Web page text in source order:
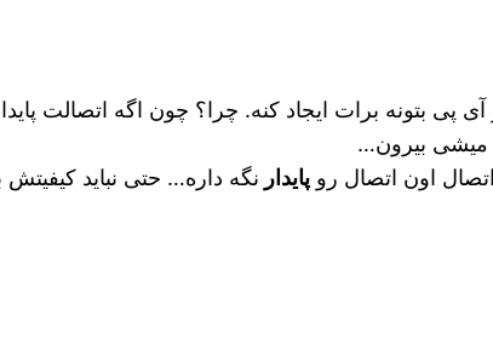
پی بتونه برات ایجاد کنه. چرا؟ چون اگه اتصالت
میشی بیرون…
اون اتصال روپایدار نگه داره… حتی نباید